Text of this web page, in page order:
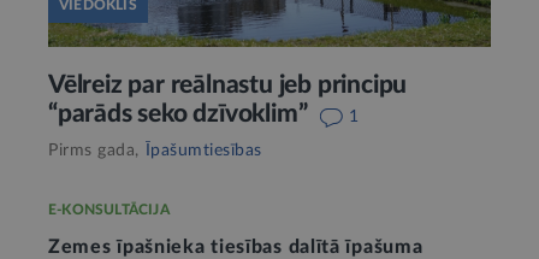
VIEDOKLIS
Vēlreiz par reālnastu jeb principu
“parāds seko dzīvoklim”
1
Pirms gada,
Īpašumtiesības
E-KONSULTĀCIJA
Zemes īpašnieka tiesības dalītā īpašuma